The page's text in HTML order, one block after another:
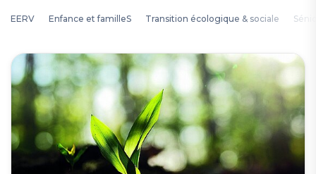
EERV Enfance et familleS Transition écologique & sociale